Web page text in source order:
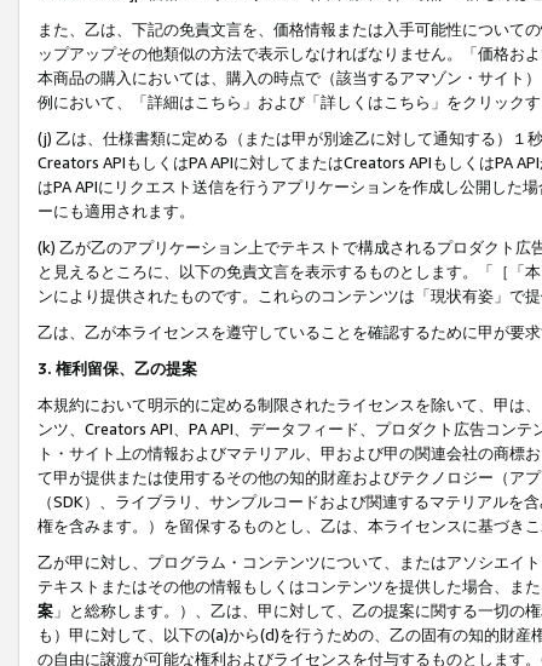
また、乙は、下記の免責文言を、価格情報または入手可能性について
ップアップその他類似の方法で表示しなければなりません。「価格
本商品の購入においては、購入の時点で（該当するアマゾン・サイト
例において、「詳細はこちら」および「詳しくはこちら」をクリック
(j) 乙は、仕様書類に定める（または甲が別途乙に対して通知する）
Creators APIもしくはPA APIに対してまたはCreators APIもしくはPA
はPA APIにリクエスト送信を行うアプリケーションを作成し公開した
ーにも適用されます。
(k) 乙が乙のアプリケーション上でテキストで構成されるプロダクト
と見えるところに、以下の免責文言を表示するものとします。「［「
ンにより提供されたものです。これらのコンテンツは「現状有姿」で
乙は、乙が本ライセンスを遵守していることを確認するために甲が要
3. 権利留保、乙の提案
本規約において明示的に定める制限されたライセンスを除いて、甲は
ンツ、Creators API、PA API、データフィード、プロダクト広告コン
ト・サイト上の情報およびマテリアル、甲および甲の関連会社の商
て甲が提供または使用するその他の知的財産およびテクノロジー（ア
（SDK）、ライブラリ、サンプルコードおよび関連するマテリアル
権を含みます。）を留保するものとし、乙は、本ライセンスに基づき
乙が甲に対し、プログラム・コンテンツについて、またはアソシエイ
テキストまたはその他の情報もしくはコンテンツを提供した場合、ま
案 」と総称します。）、乙は、甲に対して、乙の提案に関する一切
も）甲に対して、以下の(a)から(d)を行うための、乙の固有の知的財
の自由に譲渡が可能な権利およびライセンスを付与するものとします